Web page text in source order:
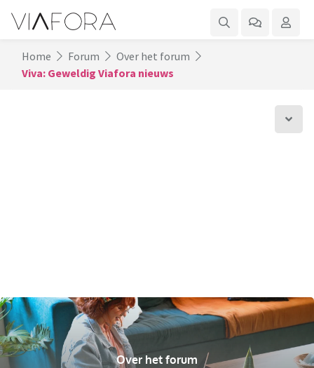
Home Forum
Over het forum
Viva: Geweldig Viafora nieuws
Over het forum